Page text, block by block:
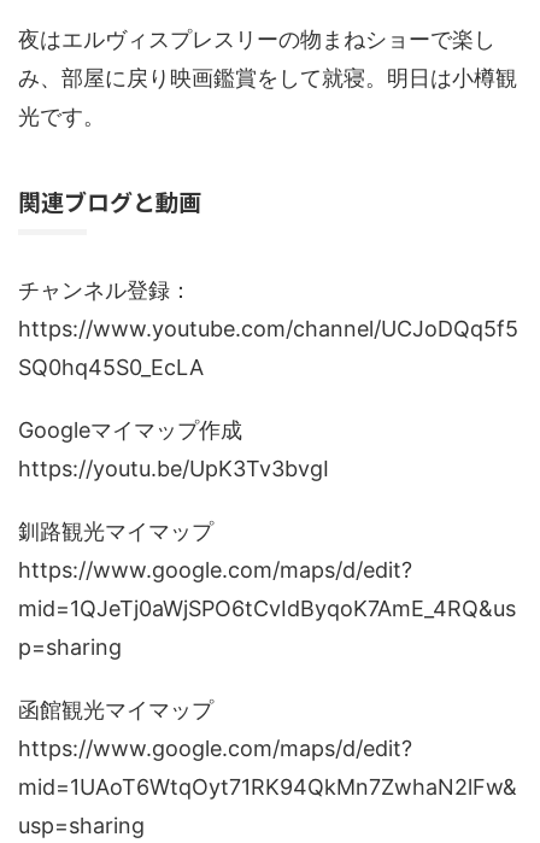
夜はエルヴィスプレスリーの物まねショーで楽し
み、部屋に戻り映画鑑賞をして就寝。明日は小樽観
光です。
関連ブログと動画
チャンネル登録：
https://www.youtube.com/channel/UCJoDQq5f5
SQ0hq45S0_EcLA
Googleマイマップ作成
https://youtu.be/UpK3Tv3bvgI
釧路観光マイマップ
https://www.google.com/maps/d/edit?
mid=1QJeTj0aWjSPO6tCvIdByqoK7AmE_4RQ&us
p=sharing
函館観光マイマップ
https://www.google.com/maps/d/edit?
mid=1UAoT6WtqOyt71RK94QkMn7ZwhaN2lFw&
usp=sharing